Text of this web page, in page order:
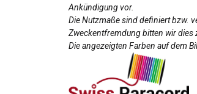
Ankündigung vor.
Die Nutzmaße sind definiert bzw.
Zweckentfremdung bitten wir dies
Die angezeigten Farben auf dem